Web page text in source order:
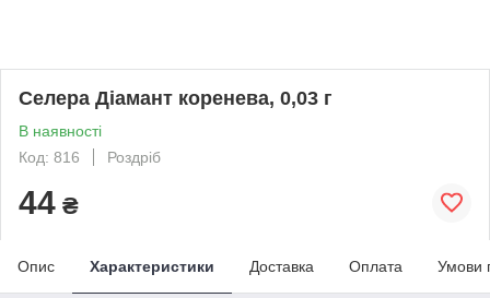
Селера Діамант коренева, 0,03 г
В наявності
Код: 816
Роздріб
44 ₴
Опис Характеристики Доставка Оплата Умови